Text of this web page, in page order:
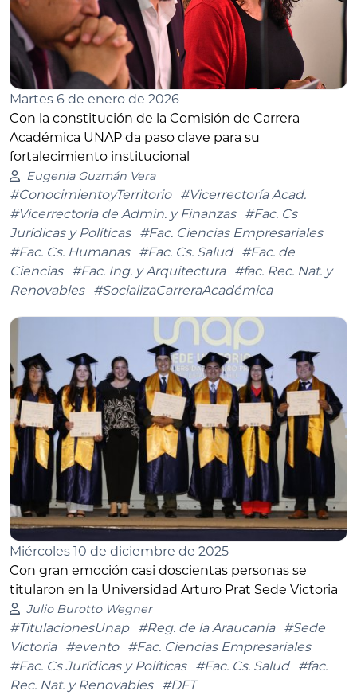
Martes 6 de enero de 2026
Con la constitución de la Comisión de Carrera
Académica UNAP da paso clave para su
fortalecimiento institucional
Eugenia Guzmán Vera
#ConocimientoyTerritorio
#Vicerrectoría Acad.
#Vicerrectoría de Admin. y Finanzas
#Fac. Cs
Jurídicas y Políticas
#Fac. Ciencias Empresariales
#Fac. Cs. Humanas
#Fac. Cs. Salud
#Fac. de
Ciencias
#Fac. Ing. y Arquitectura
#fac. Rec. Nat. y
Renovables
#SocializaCarreraAcadémica
Miércoles 10 de diciembre de 2025
Con gran emoción casi doscientas personas se
titularon en la Universidad Arturo Prat Sede Victoria
Julio Burotto Wegner
#TitulacionesUnap #Reg. de la Araucanía
#Sede
Victoria
#evento
#Fac. Ciencias Empresariales
#Fac. Cs Jurídicas y Políticas
#Fac. Cs. Salud
#fac.
Rec. Nat. y Renovables
#DFT